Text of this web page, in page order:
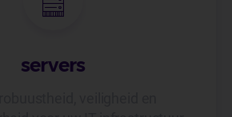
servers